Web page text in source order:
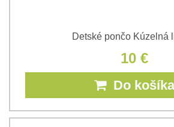
Detské pončo Kúzelná
10 €
Do košíka